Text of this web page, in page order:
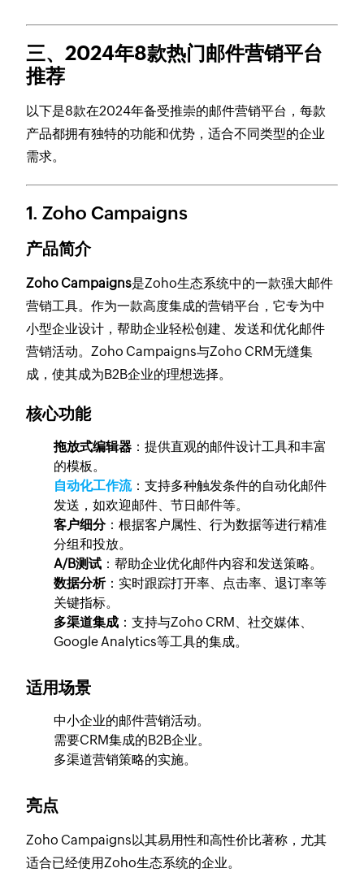
三、2024年8款热门邮件营销平台
推荐
以下是8款在2024年备受推崇的邮件营销平台，每款
产品都拥有独特的功能和优势，适合不同类型的企业
需求。
1.Zoho Campaigns
产品简介
Zoho Campaigns是Zoho生态系统中的一款强大邮件
营销工具。作为一款高度集成的营销平台，它专为中
小型企业设计，帮助企业轻松创建、发送和优化邮件
营销活动。Zoho Campaigns与Zoho CRM无缝集
成，使其成为B2B企业的理想选择。
核心功能
拖放式编辑器 ：提供直观的邮件设计工具和丰富
的模板。
自动化工作流：支持多种触发条件的自动化邮件
发送，如欢迎邮件、节日邮件等。
客户细分：根据客户属性、行为数据等进行精准
分组和投放。
A/B测试 ：帮助企业优化邮件内容和发送策略。
数据分析：实时跟踪打开率、点击率、退订率等
关键指标。
多渠道集成 ：支持与Zoho CRM、社交媒体、
Google Analytics等工具的集成。
适用场景
中小企业的邮件营销活动。
需要CRM集成的B2B企业。
多渠道营销策略的实施。
亮点
Zoho Campaigns以其易用性和高性价比著称，尤其
适合已经使用Zoho生态系统的企业。